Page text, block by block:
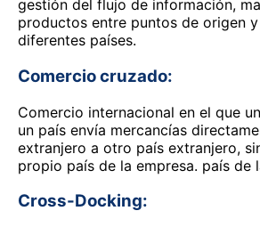
gestión del flujo de información,
productos entre puntos de origen
diferentes países.
Comercio cruzado:
Comercio internacional en el que
un país envía mercancías
extranjero a otro país extranjero,
propio país de la empresa. país de
Cross-Docking: